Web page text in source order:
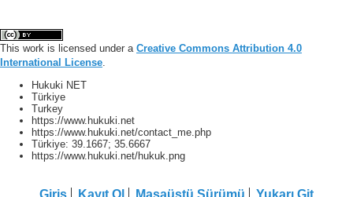
This work is licensed under a Creative Commons Attribution 4.0
International License.
Hukuki NET
Türkiye
Turkey
https://www.hukuki.net
https://www.hukuki.net/contact_me.php
Türkiye: 39.1667; 35.6667
https://www.hukuki.net/hukuk.png